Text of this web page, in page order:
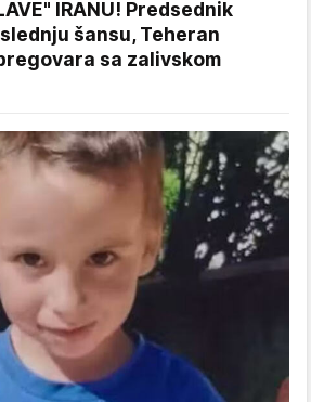
IRANU! Predsednik
šansu, Teheran
sa zalivskom